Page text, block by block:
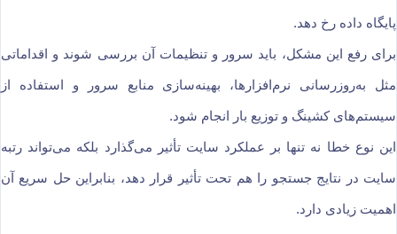
پایگاه داده رخ دهد.
برای رفع این مشکل، باید سرور و تنظیمات آن بررسی شوند و اقداماتی
مثل به‌روزرسانی نرم‌افزارها، بهینه‌سازی منابع سرور و استفاده از
سیستم‌های کشینگ و توزیع بار انجام شود.
این نوع خطا نه تنها بر عملکرد سایت تأثیر می‌گذارد بلکه می‌تواند رتبه
سایت در نتایج جستجو را هم تحت تأثیر قرار دهد، بنابراین حل سریع آن
اهمیت زیادی دارد.